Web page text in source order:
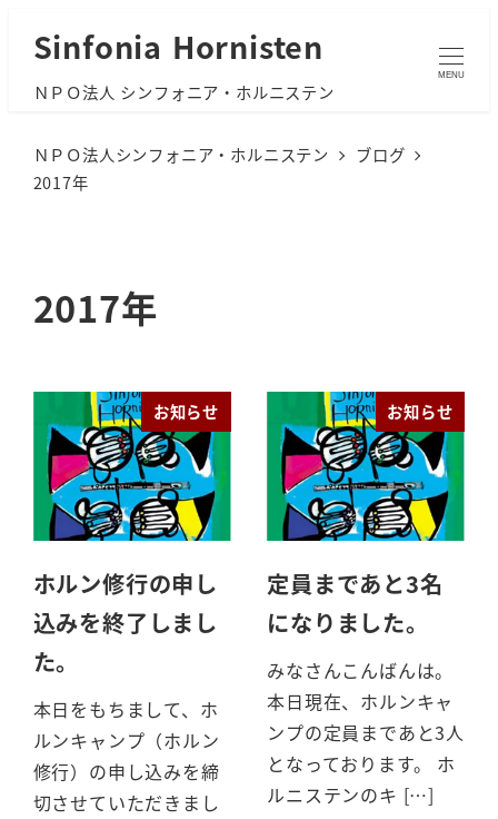
Sinfonia Hornisten
ＮＰＯ法人 シンフォニア・ホルニステン
MENU
ＮＰＯ法人シンフォニア・ホルニステン
ブログ
2017年
2017年
お知らせ
ホルン修行の申し
込みを終了しまし
た。
本日をもちまして、ホ
ルンキャンプ（ホルン
修行）の申し込みを締
切させていただきまし
お知らせ
定員まであと3名
になりました。
みなさんこんばんは。
本日現在、ホルンキャ
ンプの定員まであと3人
となっております。 ホ
ルニステンのキ […]